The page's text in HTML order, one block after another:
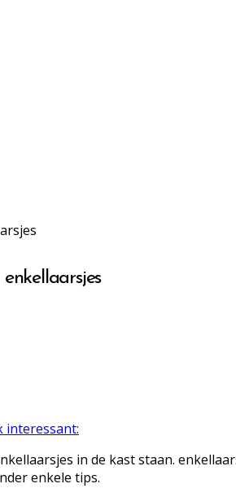
interessant:
in de kast staan.
enkele tips.